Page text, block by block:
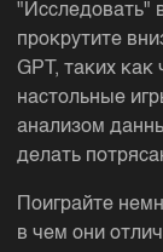
"Исследовать"
прокрутите
GPT, таких
настольные
анализом
делать
Поиграйте
в чем они